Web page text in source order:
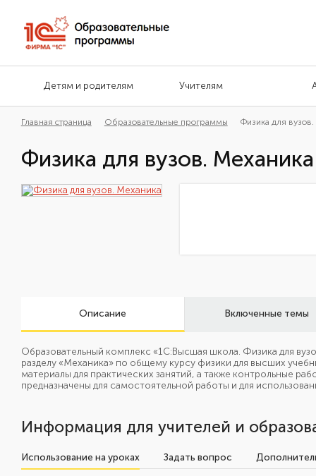
Детям и родителям Учителям
Главная страница Образовательные программы Физика для
Физика для вузов. Механика
Описание Включенные темы
Образовательный комплекс «1С:Высшая школа. Физика для
разделу «Механика» по общему курсу физики для высших
материалы для практических занятий, а также контрольные
предназначены для самостоятельной работы и для
Информация для учителей и
Использование на уроках Задать вопрос